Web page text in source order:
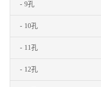
- 9孔
- 10孔
- 11孔
- 12孔